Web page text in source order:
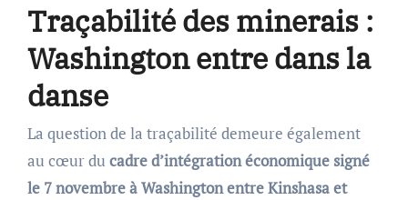
Traçabilité des minerais :
Washington entre dans la
danse
La question de la traçabilité demeure également
au cœur du cadre d’intégration économique signé
le 7 novembre à Washington entre Kinshasa et